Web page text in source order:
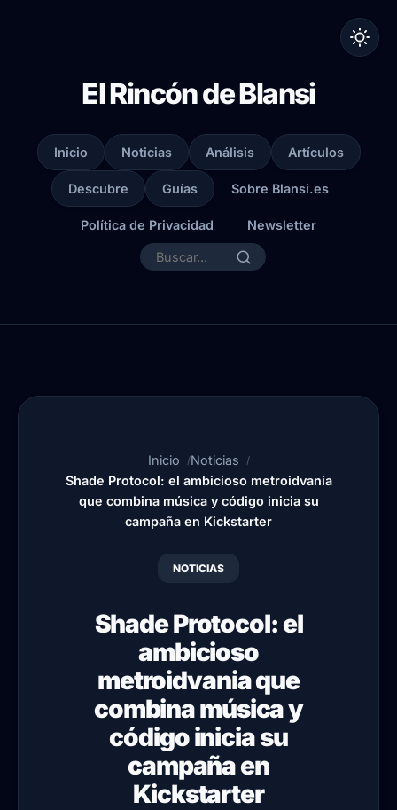
El Rincón de Blansi
Inicio Noticias Análisis Artículos
Descubre Guías Sobre Blansi.es
Política de Privacidad Newsletter
Inicio
Noticias
Shade Protocol: el ambicioso metroidvania
que combina música y código inicia su
campaña en Kickstarter
NOTICIAS
Shade Protocol: el
ambicioso
metroidvania que
combina música y
código inicia su
campaña en
Kickstarter